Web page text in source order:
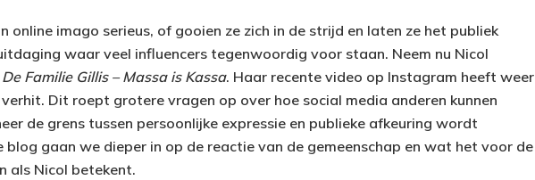
online imago serieus, of gooien ze zich in de strijd en laten ze het publiek
waar veel influencers tegenwoordig voor staan. Neem nu Nicol
De Familie Gillis – Massa is Kassa. Haar recente video op Instagram heeft weer
Dit roept grotere vragen op over hoe social media anderen kunnen
de grens tussen persoonlijke expressie en publieke afkeuring wordt
blog gaan we dieper in op de reactie van de gemeenschap en wat het voor de
als Nicol betekent.